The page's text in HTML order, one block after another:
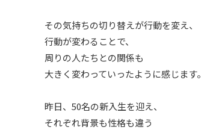
その気持ちの切り替えが行動を変え、
行動が変わることで、
周りの人たちとの関係も
大きく変わっていったように感じます。
昨日、50名の新入生を迎え、
それぞれ背景も性格も違う